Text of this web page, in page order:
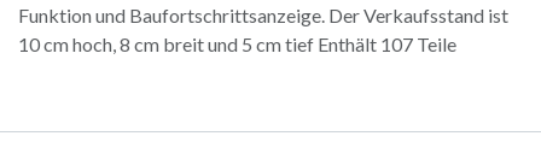
Funktion und Baufortschrittsanzeige. Der Verkaufsstand ist
10 cm hoch, 8 cm breit und 5 cm tief Enthält 107 Teile